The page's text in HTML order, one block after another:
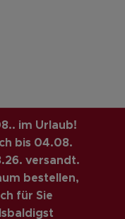
im Urlaub!
bis 04.08.
versandt.
bestellen,
für Sie
| CREATED BY
SOLUTIONS.
SHOP